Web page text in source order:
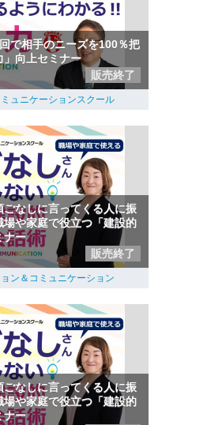
で相手のニーズを100％把
」向上セミナー
販売終了
ュニケーションスクール
ごなしに言ってくる人に振
場や家庭で役立つ「建設的
ナー
販売終了
ン＆コミュニケーション
ごなしに言ってくる人に振
場や家庭で役立つ「建設的
ナー